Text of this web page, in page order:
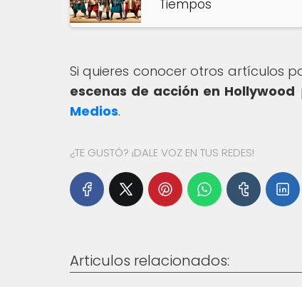
Tiempos
Si quieres conocer otros artículos
escenas de acción en Hollywood
Medios.
¿TE GUSTÓ? ¡DALE VOZ EN TUS REDES!
Articulos relacionados: